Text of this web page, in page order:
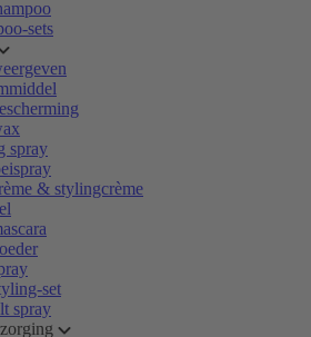
sets
spray
& stylingcrème
set
spray